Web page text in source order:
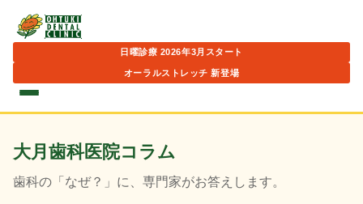
日曜診療 2026年3月スタート
オーラルストレッチ 新登場
大月歯科医院コラム
歯科の「なぜ？」に、専門家がお答えします。